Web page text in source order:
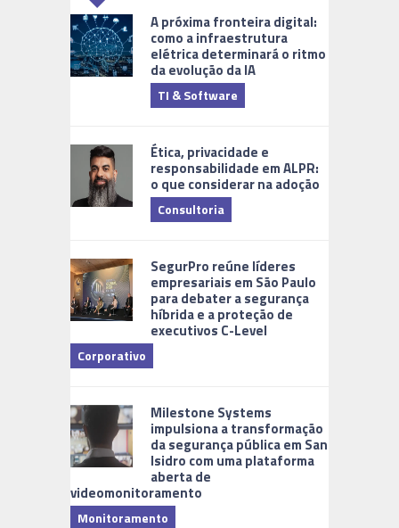
A próxima fronteira digital:
como a infraestrutura
elétrica determinará o ritmo
da evolução da IA
TI & Software
Ética, privacidade e
responsabilidade em ALPR:
o que considerar na adoção
Consultoria
SegurPro reúne líderes
empresariais em São Paulo
para debater a segurança
híbrida e a proteção de
executivos C-Level
Corporativo
Milestone Systems
impulsiona a transformação
da segurança pública em San
Isidro com uma plataforma
aberta de
videomonitoramento
Monitoramento